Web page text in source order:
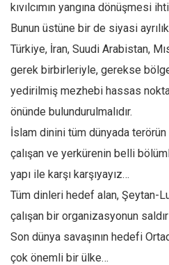
kıvılcımın yangına dönüşmesi
Bunun üstüne bir de siyasi
Türkiye, İran, Suudi Arabistan,
gerek birbirleriyle, gerekse
yedirilmiş mezhebi hassas
önünde bulundurulmalıdır.
İslam dinini tüm dünyada terörün
çalışan ve yerkürenin belli
yapı ile karşı karşıyayız…
Tüm dinleri hedef alan, Şeytan-
çalışan bir organizasyonun
Son dünya savaşının hedefi
çok önemli bir ülke…